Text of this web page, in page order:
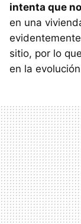
intenta que
en una
sitio, por lo
en la